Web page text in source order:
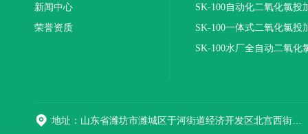
新闻中心
荣誉资质
SK-100自动化二氧化氯投
装置
SK-100一体式二氧化氯投
报价
SK-100水厂全自动二氧化